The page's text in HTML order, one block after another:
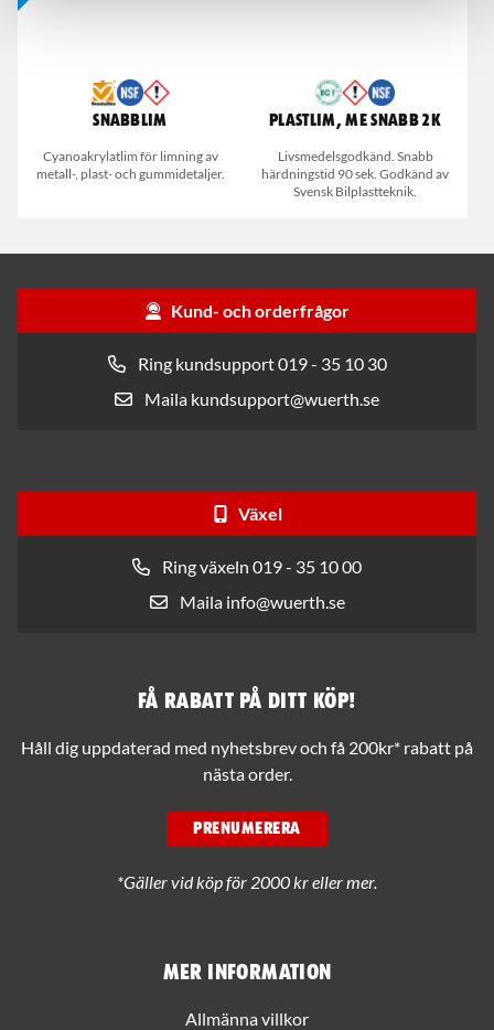
Snabblim
Cyanoakrylatlim för limning av
metall-, plast- och gummidetaljer.
Plastlim, ME Snabb 2K
Livsmedelsgodkänd. Snabb
härdningstid 90 sek. Godkänd av
Svensk Bilplastteknik.
Kund- och orderfrågor
Ring kundsupport 019 - 35 10 30
Maila kundsupport@wuerth.se
Växel
Ring växeln 019 - 35 10 00
Maila info@wuerth.se
Mer information
Allmänna villkor
Få rabatt på ditt köp!
Håll dig uppdaterad med nyhetsbrev och få 200kr* rabatt på
nästa order.
PRENUMERERA
*Gäller vid köp för 2000 kr eller mer.